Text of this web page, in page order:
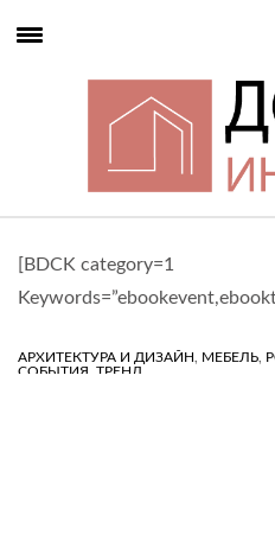
[BDCK category=1
АРХИТЕКТУРА И ДИЗАЙН, МЕБЕЛЬ,
СОБЫТИЯ ТРЕНД